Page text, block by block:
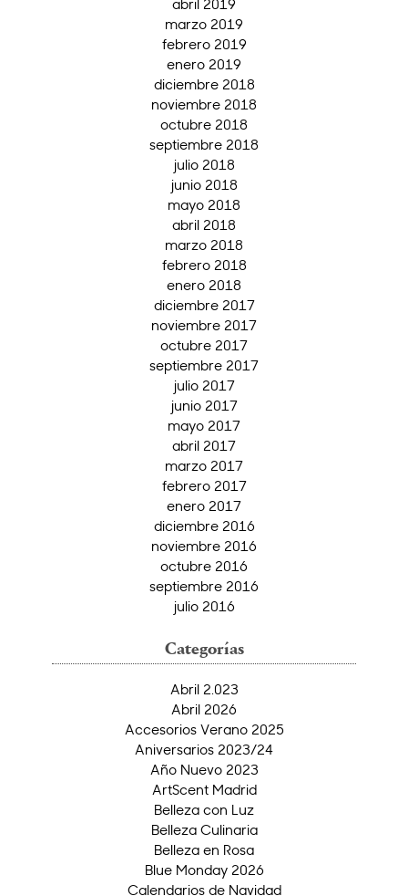
marzo 2019
febrero 2019
enero 2019
diciembre 2018
noviembre 2018
octubre 2018
septiembre 2018
julio 2018
junio 2018
mayo 2018
abril 2018
marzo 2018
febrero 2018
enero 2018
diciembre 2017
noviembre 2017
octubre 2017
septiembre 2017
julio 2017
junio 2017
mayo 2017
abril 2017
marzo 2017
febrero 2017
enero 2017
diciembre 2016
noviembre 2016
octubre 2016
septiembre 2016
julio 2016
Categorías
Abril 2.023
Abril 2026
Accesorios Verano 2025
Aniversarios 2023/24
Año Nuevo 2023
ArtScent Madrid
Belleza con Luz
Belleza Culinaria
Belleza en Rosa
Blue Monday 2026
Calendarios de Navidad